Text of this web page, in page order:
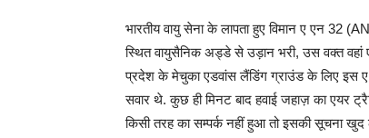
भारतीय वायु सेना के लापता हुए विमान ए एन 32
स्थित वायुसैनिक अड्डे से उड़ान भरी, उस वक्त
प्रदेश के मेचुका एडवांस लैंडिंग ग्राउंड के लिए इस
सवार थे. कुछ ही मिनट बाद हवाई जहाज़ का एयर
किसी तरह का सम्पर्क नहीं हुआ तो इसकी सूचना